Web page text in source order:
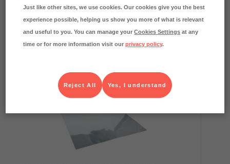
Eazycover Förbrukning Art.nr. 602495
6x150 st
Köp (Logga in)
Just like other sites, we use cookies. Our cookies give you the best
experience possible, helping us show you more of what is relevant
and useful to you. You can manage yourCookies Settings at any
time or for more information visit ourprivacy policy.
Yes, I understand
Reject All